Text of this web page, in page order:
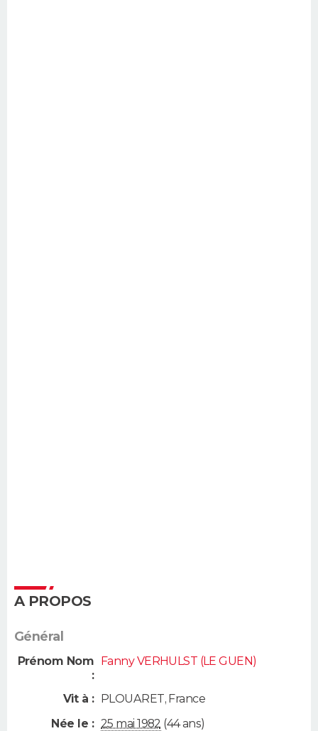
A PROPOS
Général
Prénom Nom
:
Fanny VERHULST (LE GUEN)
Vit à : PLOUARET, France
Née le : 25 mai 1982 (44 ans)